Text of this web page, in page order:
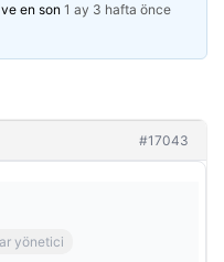
en son 1 ay 3 hafta önce
#17043
yönetici